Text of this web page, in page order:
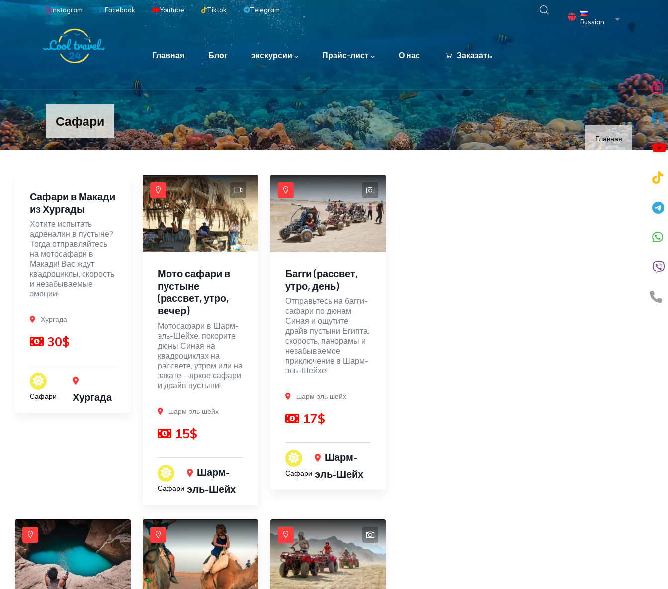
Перейти к основному содержанию
Instagram Facebook Youtube Tiktok
Telegram
Russian
Список
Main navigation
Главная Блог экскурсии Прайс-лист О нас Заказать
Сафари
Главная
Сафари в Макади
из Хургады
Хотите испытать
адреналин в пустыне?
Тогда отправляйтесь
на мотосафари в
Макади! Вас ждут
квадроциклы, скорость
и незабываемые
эмоции!
Хургада
30$
Сафари Хургада
Мото сафари в
пустыне
(рассвет, утро,
вечер)
Мотосафари в Шарм-
эль-Шейхе: покорите
дюны Синая на
квадроциклах на
рассвете, утром или на
закате—яркое сафари
и драйв пустыни!
шарм эль шейх
15$
Сафари
Шарм-
эль-Шейх
Багги (рассвет,
утро, день)
Отправьтесь на багги-
сафари по дюнам
Синая и ощутите
драйв пустыни Египта:
скорость, панорамы и
незабываемое
приключение в Шарм-
эль-Шейхе!
шарм эль шейх
17$
Сафари
Шарм-
эль-Шейх